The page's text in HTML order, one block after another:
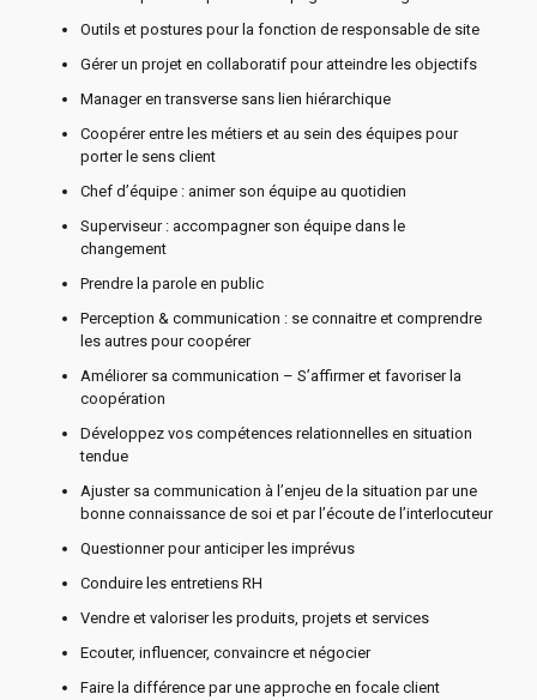
Outils et postures pour la fonction de responsable de site
Gérer un projet en collaboratif pour atteindre les objectifs
Manager en transverse sans lien hiérarchique
Coopérer entre les métiers et au sein des équipes pour
porter le sens client
Chef d’équipe : animer son équipe au quotidien
Superviseur : accompagner son équipe dans le
changement
Prendre la parole en public
Perception & communication : se connaitre et comprendre
les autres pour coopérer
Améliorer sa communication – S’affirmer et favoriser la
coopération
Développez vos compétences relationnelles en situation
tendue
Ajuster sa communication à l’enjeu de la situation par une
bonne connaissance de soi et par l’écoute de l’interlocuteur
Questionner pour anticiper les imprévus
Conduire les entretiens RH
Vendre et valoriser les produits, projets et services
Ecouter, influencer, convaincre et négocier
Faire la différence par une approche en focale client